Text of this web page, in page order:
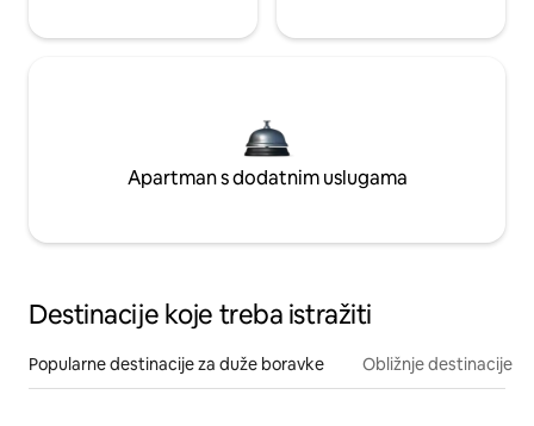
Apartman s dodatnim uslugama
Destinacije koje treba istražiti
Popularne destinacije za duže boravke Obližnje destinacije